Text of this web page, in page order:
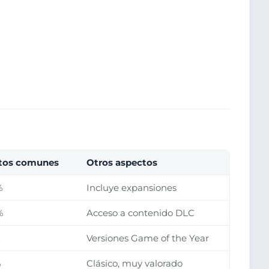
comunes Otros aspectos
Incluye expansiones
Acceso a contenido DLC
Versiones Game of the Year
Clásico, muy valorado